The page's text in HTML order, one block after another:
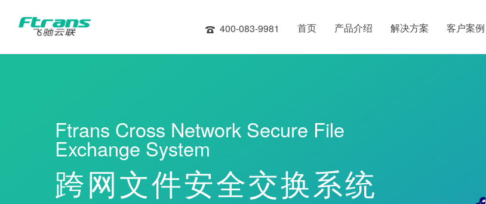
400-083-9981 首页 产品介绍 解决方案 客户案例
Ftrans Cross Network Secure File
Exchange System
跨网文件安全交换系统